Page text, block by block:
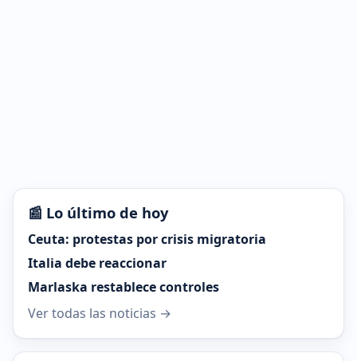
📰 Lo último de hoy
Ceuta: protestas por crisis migratoria
Italia debe reaccionar
Marlaska restablece controles
Ver todas las noticias →